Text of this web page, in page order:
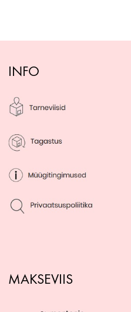
INFO
MAKSEVIIS